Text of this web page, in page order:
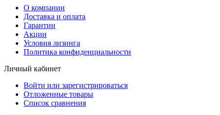
О компании
Доставка и оплата
Гарантии
Акции
Условия лизинга
Политика конфиденциальности
Личный кабинет
Войти или зарегистрироваться
Отложенные товары
Список сравнения